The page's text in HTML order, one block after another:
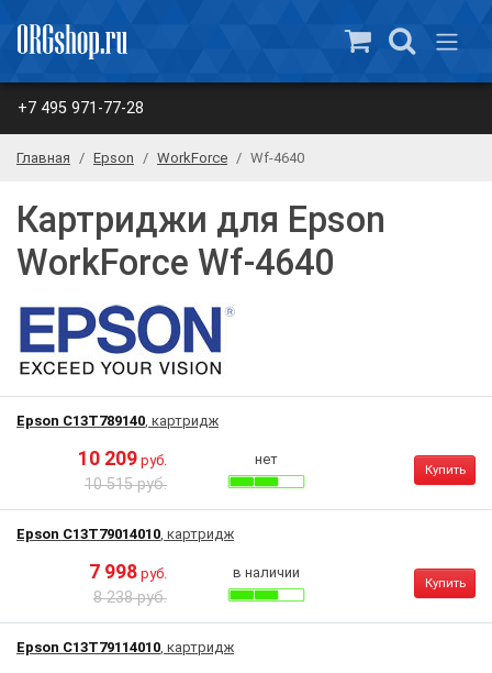
+7 495 971-77-28
Главная Epson WorkForce Wf-4640
Картриджи для Epson
WorkForce Wf-4640
Epson C13T789140, картридж
10 209 руб.
10 515 руб.
нет
Купить
Epson C13T79014010, картридж
7 998 руб.
8 238 руб.
в наличии
Купить
Epson C13T79114010, картридж